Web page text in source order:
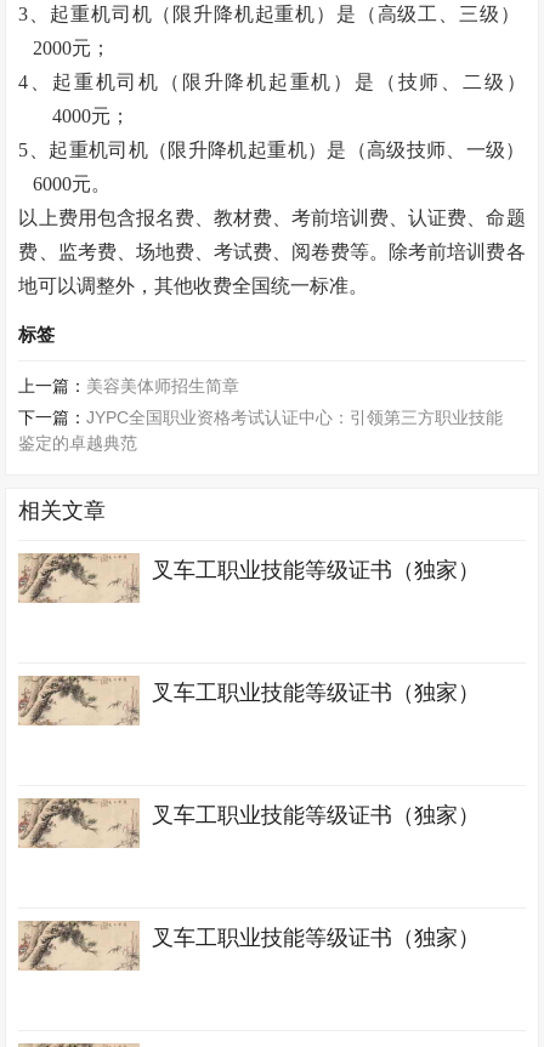
3、起重机司机（限升降机起重机）是（高级工、三级）
2000元；
4、起重机司机（限升降机起重机）是（技师、二级）
4000元；
5、起重机司机（限升降机起重机）是（高级技师、一级）
6000元。
以上费用包含报名费、教材费、考前培训费、认证费、命题
费、监考费、场地费、考试费、阅卷费等。除考前培训费各
地可以调整外，其他收费全国统一标准。
标签
上一篇： 美容美体师招生简章
下一篇：JYPC全国职业资格考试认证中心：引领第三方职业技能
鉴定的卓越典范
相关文章
叉车工职业技能等级证书（独家）
叉车工职业技能等级证书（独家）
叉车工职业技能等级证书（独家）
叉车工职业技能等级证书（独家）